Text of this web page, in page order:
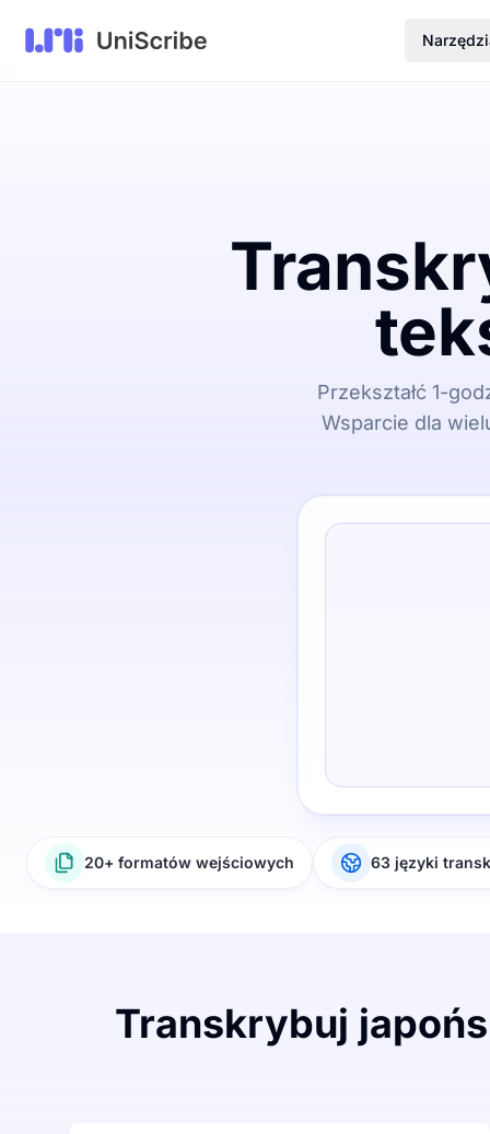
Przekształć 1-
Wsparcie dla
20+ formatów wejściowych 63 języki
Transkrybuj